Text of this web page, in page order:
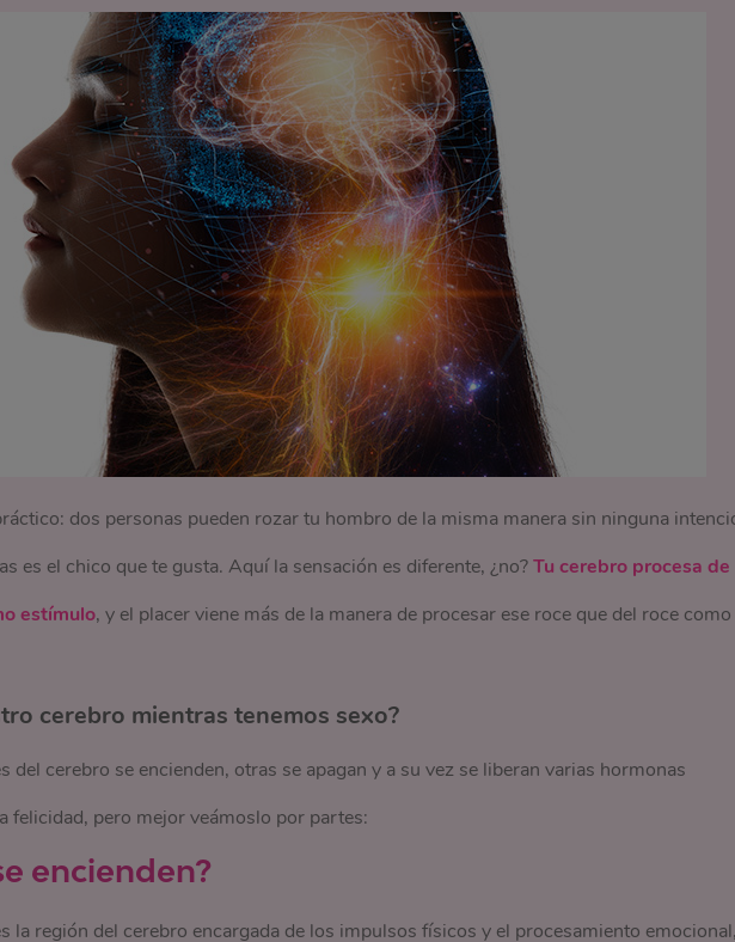
dos personas pueden rozar tu hombro de la misma manera sin ninguna
es el chico que te gusta. Aquí la sensación es diferente, ¿no?Tu cerebro procesa de
estímulo, y el placer viene más de la manera de procesar ese roce que del roce como
cerebro mientras tenemos sexo?
del cerebro se encienden, otras se apagan y a su vez se liberan varias hormonas
felicidad, pero mejor veámoslo por partes:
encienden?
la región del cerebro encargada de los impulsos físicos y el procesamiento